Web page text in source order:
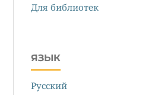
Для библиотек
ЯЗЫК
Русский